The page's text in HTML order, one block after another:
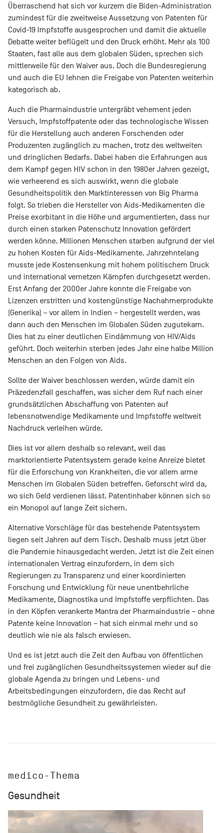
Überraschend hat sich vor kurzem die Biden-Administration
zumindest für die zweitweise Aussetzung von Patenten für
Covid-19 Impfstoffe ausgesprochen und damit die aktuelle
Debatte weiter beflügelt und den Druck erhöht. Mehr als 100
Staaten, fast alle aus dem globalen Süden, sprechen sich
mittlerweile für den Waiver aus. Doch die Bundesregierung
und auch die EU lehnen die Freigabe von Patenten weiterhin
kategorisch ab.
Auch die Pharmaindustrie untergräbt vehement jeden
Versuch, Impfstoffpatente oder das technologische Wissen
für die Herstellung auch anderen Forschenden oder
Produzenten zugänglich zu machen, trotz des weltweiten
und dringlichen Bedarfs. Dabei haben die Erfahrungen aus
dem Kampf gegen HIV schon in den 1980er Jahren gezeigt,
wie verheerend es sich auswirkt, wenn die globale
Gesundheitspolitik den Marktinteressen von Big Pharma
folgt. So trieben die Hersteller von Aids-Medikamenten die
Preise exorbitant in die Höhe und argumentierten, dass nur
durch einen starken Patenschutz Innovation gefördert
werden könne. Millionen Menschen starben aufgrund der viel
zu hohen Kosten für Aids-Medikamente. Jahrzehntelang
musste jede Kostensenkung mit hohem politischem Druck
und international vernetzen Kämpfen durchgesetzt werden.
Erst Anfang der 2000er Jahre konnte die Freigabe von
Lizenzen erstritten und kostengünstige Nachahmerprodukte
(Generika) – vor allem in Indien – hergestellt werden, was
dann auch den Menschen im Globalen Süden zugutekam.
Dies hat zu einer deutlichen Eindämmung von HIV/Aids
geführt. Doch weiterhin sterben jedes Jahr eine halbe Million
Menschen an den Folgen von Aids.
Sollte der Waiver beschlossen werden, würde damit ein
Präzedenzfall geschaffen, was sicher dem Ruf nach einer
grundsätzlichen Abschaffung von Patenten auf
lebensnotwendige Medikamente und Impfstoffe weltweit
Nachdruck verleihen würde.
Dies ist vor allem deshalb so relevant, weil das
marktorientierte Patentsystem gerade keine Anreize bietet
für die Erforschung von Krankheiten, die vor allem arme
Menschen im Globalen Süden betreffen. Geforscht wird da,
wo sich Geld verdienen lässt. Patentinhaber können sich so
ein Monopol auf lange Zeit sichern.
Alternative Vorschläge für das bestehende Patentsystem
liegen seit Jahren auf dem Tisch. Deshalb muss jetzt über
die Pandemie hinausgedacht werden. Jetzt ist die Zeit einen
internationalen Vertrag einzufordern, in dem sich
Regierungen zu Transparenz und einer koordinierten
Forschung und Entwicklung für neue unentbehrliche
Medikamente, Diagnostika und Impfstoffe verpflichten. Das
in den Köpfen verankerte Mantra der Pharmaindustrie – ohne
Patente keine Innovation – hat sich einmal mehr und so
deutlich wie nie als falsch erwiesen.
Und es ist jetzt auch die Zeit den Aufbau von öffentlichen
und frei zugänglichen Gesundheitssystemen wieder auf die
globale Agenda zu bringen und Lebens- und
Arbeitsbedingungen einzufordern, die das Recht auf
bestmögliche Gesundheit zu gewährleisten.
medico-Thema
Gesundheit